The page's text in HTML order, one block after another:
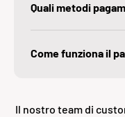
Quali metodi
Come funziona il
Il nostro team di